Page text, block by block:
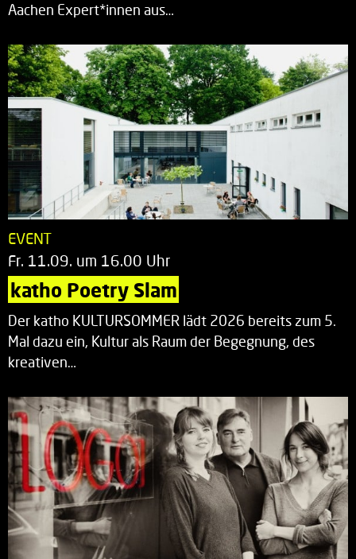
Aachen Expert*innen aus…
EVENT
Fr. 11.09. um 16.00 Uhr
katho Poetry Slam
Der katho KULTURSOMMER lädt 2026 bereits zum 5.
Mal dazu ein, Kultur als Raum der Begegnung, des
kreativen…